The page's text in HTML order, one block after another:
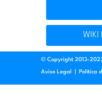
WIKI
© Copyright 2013-2023
Aviso Legal Política